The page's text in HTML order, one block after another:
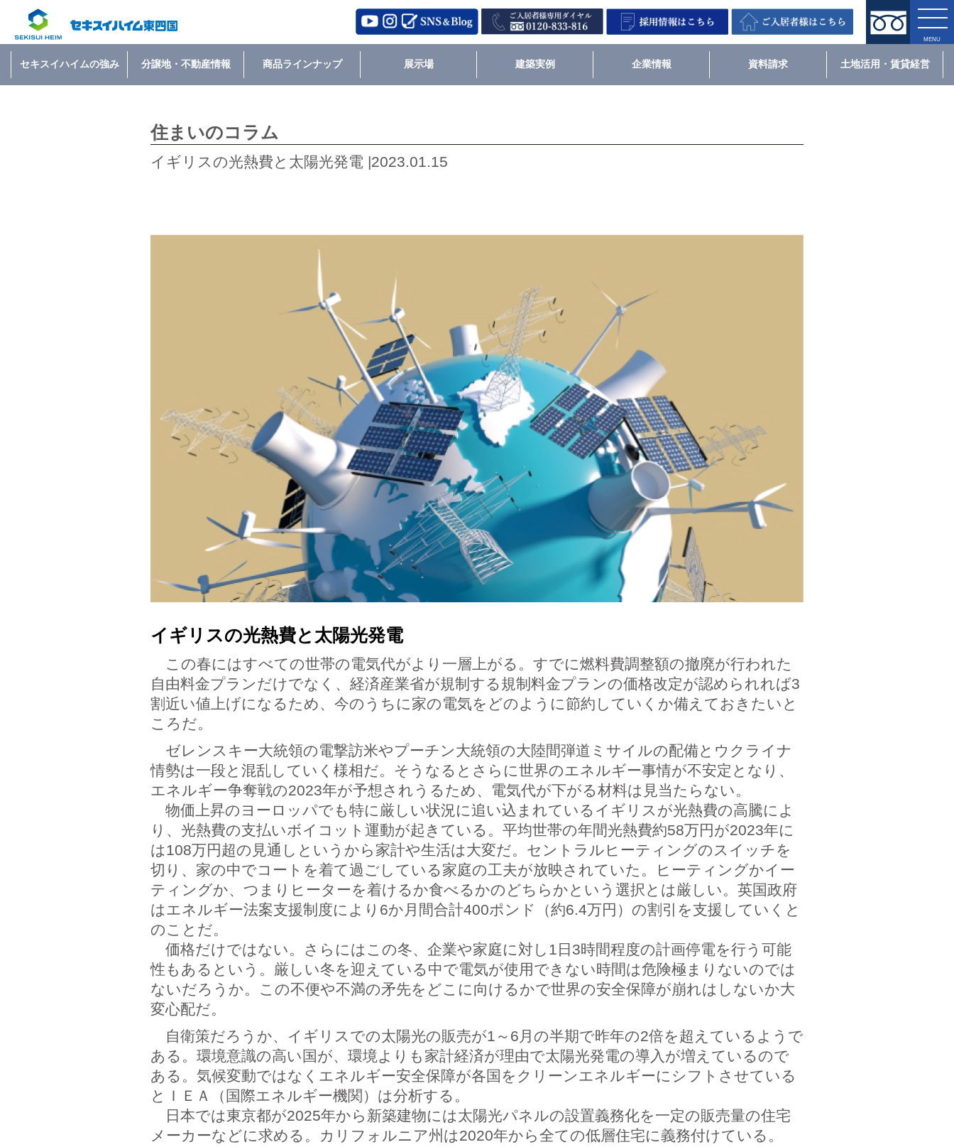
セキスイハイムの強み 分譲地・不動産情報 商品ラインナップ 展示場 建築実例 企業情報 資料請求 土地活用・賃貸経営
住まいのコラム
イギリスの光熱費と太陽光発電 |2023.01.15
イギリスの光熱費と太陽光発電
この春にはすべての世帯の電気代がより一層上がる。すでに燃料費調整額の撤廃が行われた
自由料金プランだけでなく、経済産業省が規制する規制料金プランの価格改定が認められれば3
割近い値上げになるため、今のうちに家の電気をどのように節約していくか備えておきたいと
ころだ。
ゼレンスキー大統領の電撃訪米やプーチン大統領の大陸間弾道ミサイルの配備とウクライナ
情勢は一段と混乱していく様相だ。そうなるとさらに世界のエネルギー事情が不安定となり、
エネルギー争奪戦の2023年が予想されうるため、電気代が下がる材料は見当たらない。
物価上昇のヨーロッパでも特に厳しい状況に追い込まれているイギリスが光熱費の高騰によ
り、光熱費の支払いボイコット運動が起きている。平均世帯の年間光熱費約58万円が2023年に
は108万円超の見通しというから家計や生活は大変だ。セントラルヒーティングのスイッチを
切り、家の中でコートを着て過ごしている家庭の工夫が放映されていた。ヒーティングかイー
ティングか、つまりヒーターを着けるか食べるかのどちらかという選択とは厳しい。英国政府
はエネルギー法案支援制度により6か月間合計400ポンド（約6.4万円）の割引を支援していくと
のことだ。
価格だけではない。さらにはこの冬、企業や家庭に対し1日3時間程度の計画停電を行う可能
性もあるという。厳しい冬を迎えている中で電気が使用できない時間は危険極まりないのでは
ないだろうか。この不便や不満の矛先をどこに向けるかで世界の安全保障が崩れはしないか大
変心配だ。
自衛策だろうか、イギリスでの太陽光の販売が1～6月の半期で昨年の2倍を超えているようで
ある。環境意識の高い国が、環境よりも家計経済が理由で太陽光発電の導入が増えているので
ある。気候変動ではなくエネルギー安全保障が各国をクリーンエネルギーにシフトさせている
とＩＥＡ（国際エネルギー機関）は分析する。
日本では東京都が2025年から新築建物には太陽光パネルの設置義務化を一定の販売量の住宅
メーカーなどに求める。カリフォルニア州は2020年から全ての低層住宅に義務付けている。